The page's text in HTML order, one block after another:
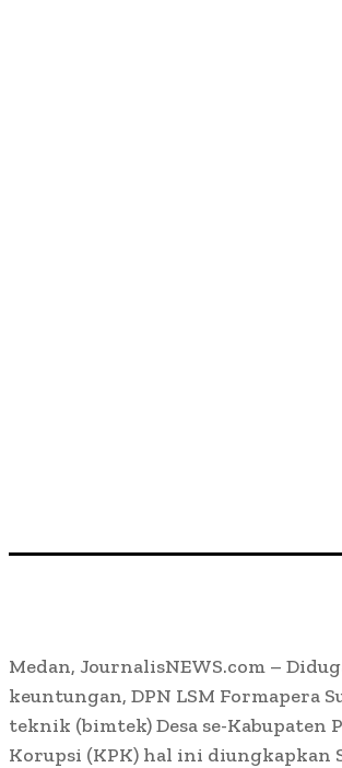
Medan, JournalisNEWS.com –
keuntungan, DPN LSM Formapera
teknik (bimtek) Desa se-Kabupaten
Korupsi (KPK) hal ini diungkapkan